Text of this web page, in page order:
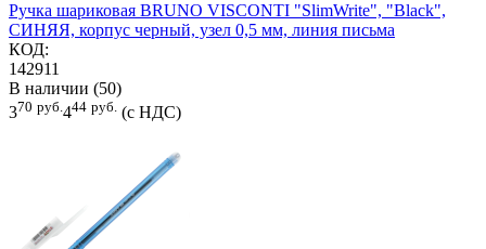
Ручка шариковая BRUNO VISCONTI "SlimWrite", "Black",
СИНЯЯ, корпус черный, узел 0,5 мм, линия письма
КОД:
142911
В наличии (50)
370 руб. 444 руб. (с НДС)